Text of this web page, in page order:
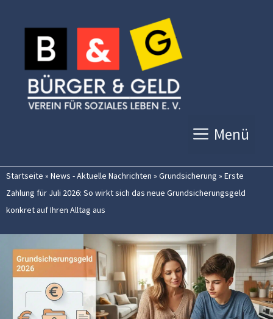
Inhalt
springen
Menü
Startseite » News - Aktuelle Nachrichten » Grundsicherung » Erste
Zahlung für Juli 2026: So wirkt sich das neue Grundsicherungsgeld
konkret auf Ihren Alltag aus